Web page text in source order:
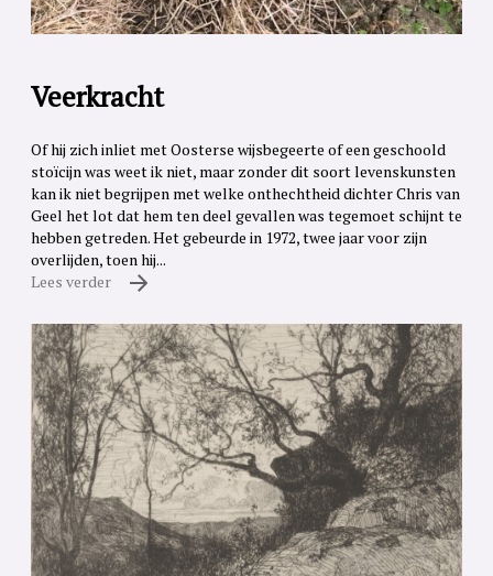
Veerkracht
Of hij zich inliet met Oosterse wijsbegeerte of een geschoold
stoïcijn was weet ik niet, maar zonder dit soort levenskunsten
kan ik niet begrijpen met welke onthechtheid dichter Chris van
Geel het lot dat hem ten deel gevallen was tegemoet schijnt te
hebben getreden. Het gebeurde in 1972, twee jaar voor zijn
overlijden, toen hij...
Lees verder